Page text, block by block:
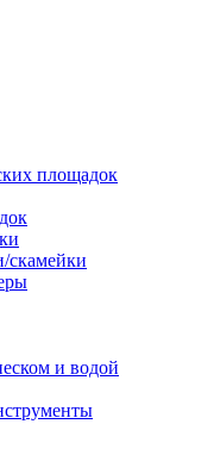
площадок
скамейки
и водой